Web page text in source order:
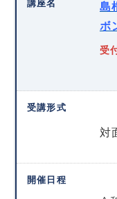
島
ボ
受
対